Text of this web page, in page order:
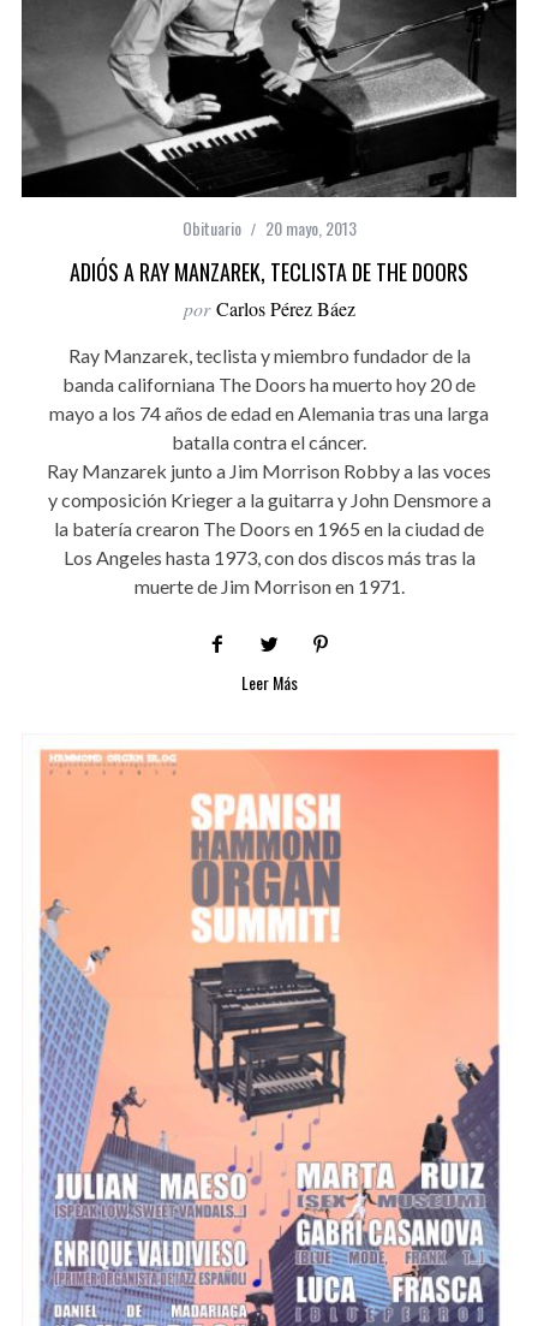
Obituario 20 mayo, 2013
ADIÓS A RAY MANZAREK, TECLISTA DE THE DOORS
por Carlos Pérez Báez
Ray Manzarek, teclista y miembro fundador de la
banda californiana The Doors ha muerto hoy 20 de
mayo a los 74 años de edad en Alemania tras una larga
batalla contra el cáncer.
Ray Manzarek junto a Jim Morrison Robby a las voces
y composición Krieger a la guitarra y John Densmore a
la batería crearon The Doors en 1965 en la ciudad de
Los Angeles hasta 1973, con dos discos más tras la
muerte de Jim Morrison en 1971.
Leer Más